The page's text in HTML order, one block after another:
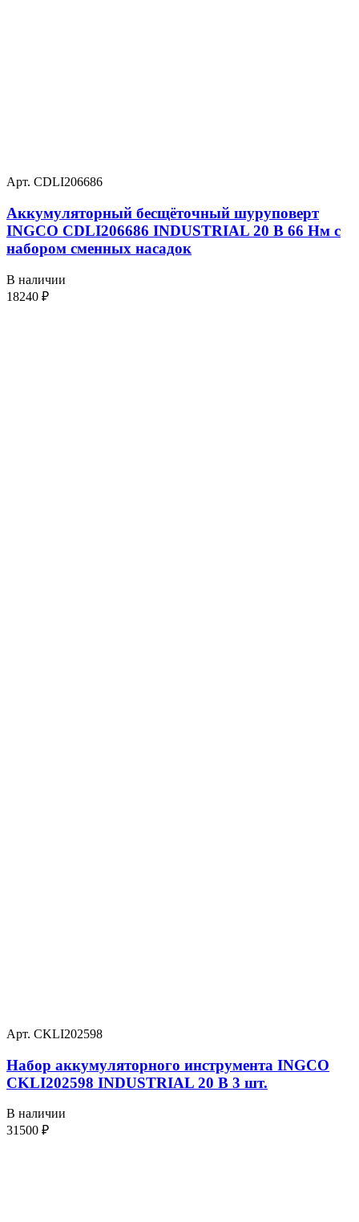
Арт. CDLI206686
Аккумуляторный бесщёточный шуруповерт
INGCO CDLI206686 INDUSTRIAL 20 В 66 Нм с
набором сменных насадок
В наличии
18240 ₽
Арт. CKLI202598
Набор аккумуляторного инструмента INGCO
CKLI202598 INDUSTRIAL 20 В 3 шт.
В наличии
31500 ₽